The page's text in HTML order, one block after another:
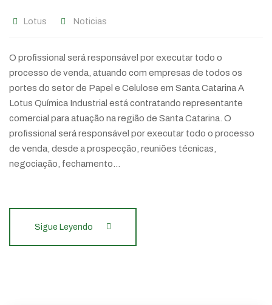
Lotus Noticias
O profissional será responsável por executar todo o
processo de venda, atuando com empresas de todos os
portes do setor de Papel e Celulose em Santa Catarina A
Lotus Química Industrial está contratando representante
comercial para atuação na região de Santa Catarina. O
profissional será responsável por executar todo o processo
de venda, desde a prospecção, reuniões técnicas,
negociação, fechamento…
Sigue Leyendo